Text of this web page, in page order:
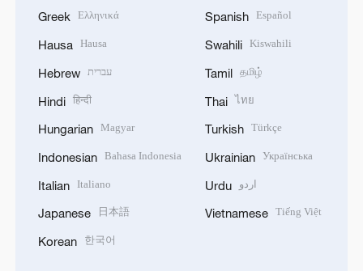
Greek Ελληνικά
Hausa Hausa
Hebrew עברית
Hindi हिन्दी
Hungarian Magyar
Indonesian Bahasa Indonesia
Italian Italiano
Japanese 日本語
Korean 한국어
Spanish Español
Swahili Kiswahili
Tamil தமிழ்
Thai ไทย
Turkish Türkçe
Ukrainian Українська
Urdu اردو
Vietnamese Tiếng Việt